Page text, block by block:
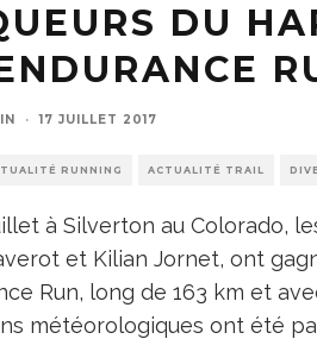
DU
· 17 JUILLET 2017
RUNNING ACTUALITÉ TRAIL
à Silverton au Colorado,
et Kilian Jornet, ont
Run, long de 163 km et
météorologiques ont été